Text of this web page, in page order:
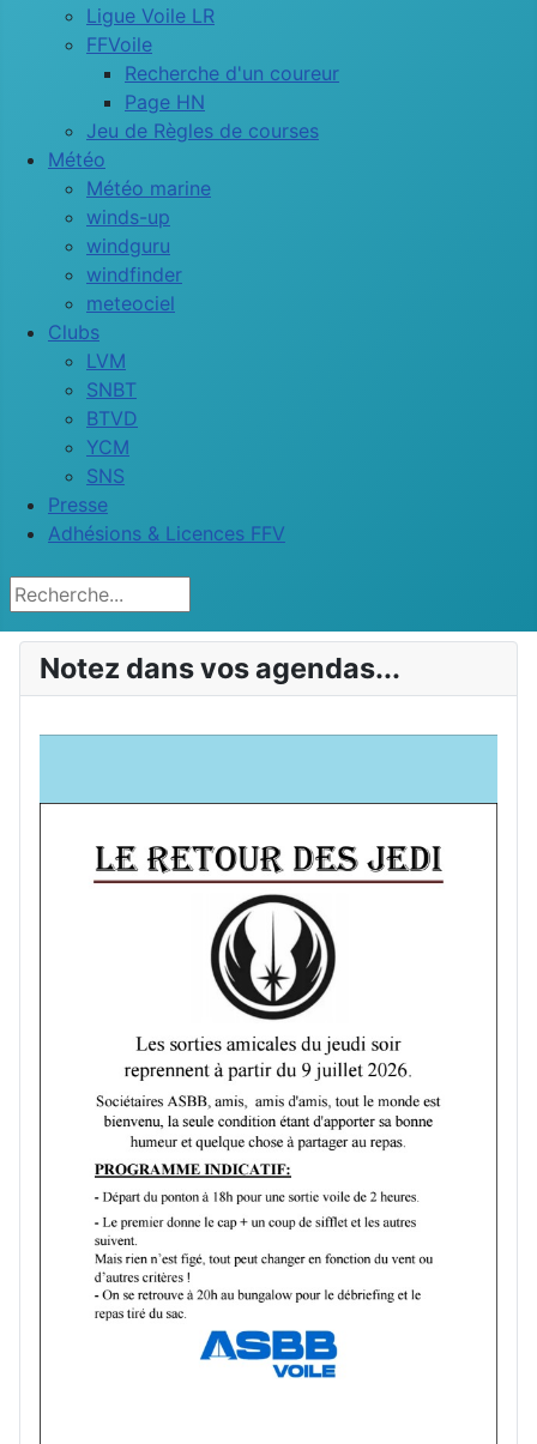
Ligue Voile LR
FFVoile
Recherche d'un coureur
Page HN
Jeu de Règles de courses
Météo
Météo marine
winds-up
windguru
windfinder
meteociel
Clubs
LVM
SNBT
BTVD
YCM
SNS
Presse
Adhésions & Licences FFV
Rechercher
Notez dans vos agendas...